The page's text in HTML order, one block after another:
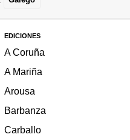
EDICIONES
A Coruña
A Mariña
Arousa
Barbanza
Carballo